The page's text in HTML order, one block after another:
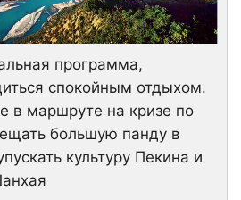
программа,
спокойным отдыхом.
в маршруте на кризе по
большую панду в
культуру Пекина и